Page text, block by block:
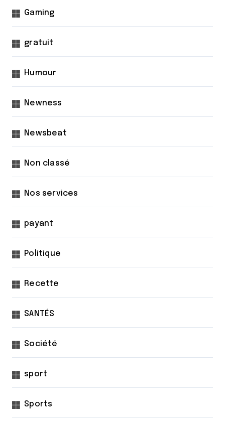
Gaming
gratuit
Humour
Newness
Newsbeat
Non classé
Nos services
payant
Politique
Recette
SANTÉS
Société
sport
Sports